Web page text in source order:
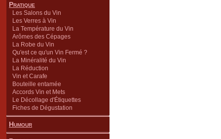
Pratique
Les Salons du Vin
Les Verres à Vin
La Température du Vin
Arômes des Cépages
La Robe du Vin
Qu'est ce qu'un Vin Fermé ?
La Minéralité du Vin
La Réduction
Vin et Carafe
Bouteille entamée
Accords Vin et Mets
Le Décollage d'Étiquettes
Fiches de Dégustation
Humour